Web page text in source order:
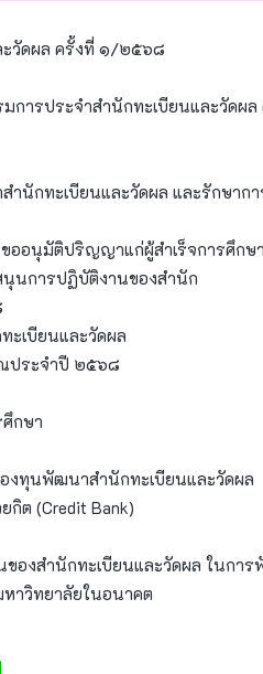
ะวัดผล ครั้งที่ ๑/๒๕๖๘
การประจำสำนักทะเบียนและวั
นักทะเบียนและวัดผล และรักษาก
ออนุมัติปริญญาแก่ผู้สำเร็จการศึกษา
นการปฏิบัติงานของสำนัก
เบียนและวัดผล
ประจำปี ๒๕๖๘
กษา
งทุนพัฒนาสำนักทะเบียนและวัดผล
ต (Credit Bank)
องสำนักทะเบียนและวัดผล ในก
าวิทยาลัยในอนาคต